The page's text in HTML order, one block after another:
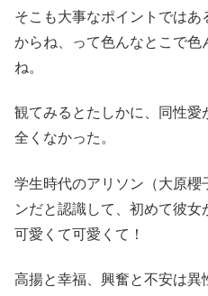
そこも大事なポイントでは
からね、って色んなとこで色
ね。
観てみるとたしかに、同性愛
全くなかった。
学生時代のアリソン（大原
ンだと認識して、初めて彼女
可愛くて可愛くて！
高揚と幸福、興奮と不安は異